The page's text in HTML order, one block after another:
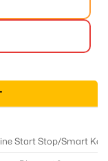
Start Stop/Smart Key